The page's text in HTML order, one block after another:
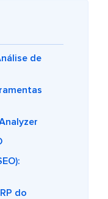
de
do